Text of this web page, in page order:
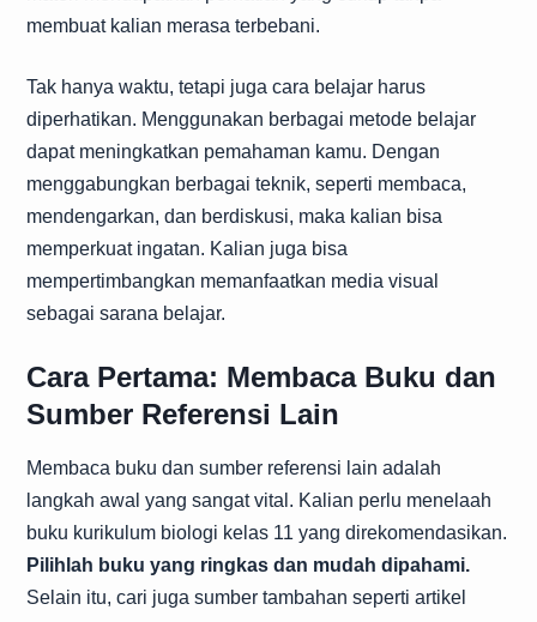
membuat kalian merasa terbebani.
Tak hanya waktu, tetapi juga cara belajar harus
diperhatikan. Menggunakan berbagai metode belajar
dapat meningkatkan pemahaman kamu. Dengan
menggabungkan berbagai teknik, seperti membaca,
mendengarkan, dan berdiskusi, maka kalian bisa
memperkuat ingatan. Kalian juga bisa
mempertimbangkan memanfaatkan media visual
sebagai sarana belajar.
Cara Pertama: Membaca Buku dan
Sumber Referensi Lain
Membaca buku dan sumber referensi lain adalah
langkah awal yang sangat vital. Kalian perlu menelaah
buku kurikulum biologi kelas 11 yang direkomendasikan.
Pilihlah buku yang ringkas dan mudah dipahami.
Selain itu, cari juga sumber tambahan seperti artikel